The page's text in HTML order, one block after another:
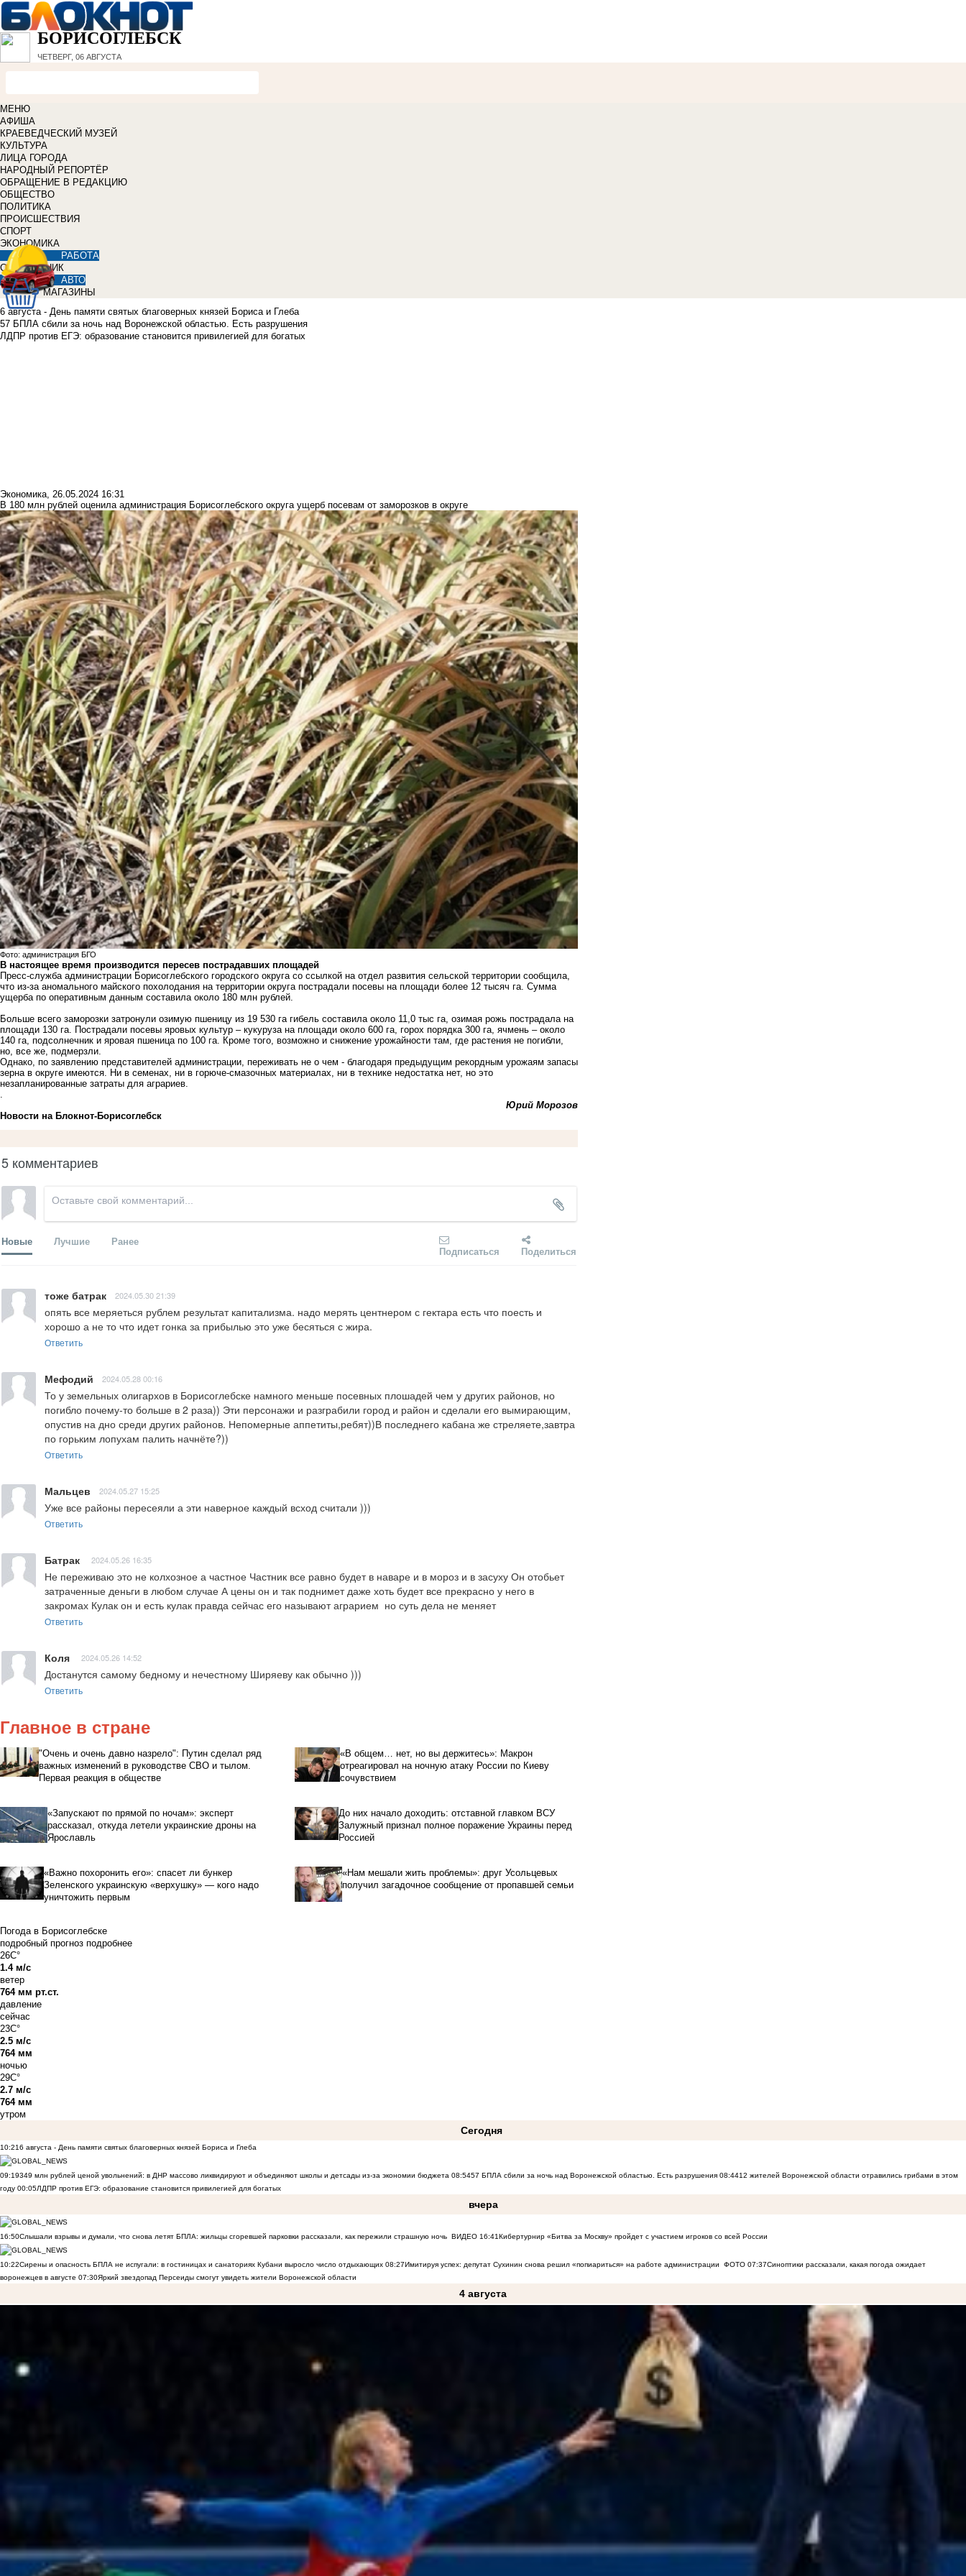
БОРИСОГЛЕБСК
ЧЕТВЕРГ, 06 АВГУСТА
МЕНЮ
АФИША
КРАЕВЕДЧЕСКИЙ МУЗЕЙ
КУЛЬТУРА
ЛИЦА ГОРОДА
НАРОДНЫЙ РЕПОРТЁР
ОБРАЩЕНИЕ В РЕДАКЦИЮ
ОБЩЕСТВО
ПОЛИТИКА
ПРОИСШЕСТВИЯ
СПОРТ
ЭКОНОМИКА
РАБОТА
СПРАВОЧНИК
АВТО
МАГАЗИНЫ
6 августа - День памяти святых благоверных князей Бориса и Глеба
57 БПЛА сбили за ночь над Воронежской областью. Есть разрушения
ЛДПР против ЕГЭ: образование становится привилегией для богатых
Экономика, 26.05.2024 16:31
В 180 млн рублей оценила администрация Борисоглебского округа ущерб посевам от заморозков в округе
Фото: администрация БГО
В настоящее время производится пересев пострадавших площадей
Пресс-служба администрации Борисоглебского городского округа со ссылкой на отдел развития сельской территории сообщила,
что из-за аномального майского похолодания на территории округа пострадали посевы на площади более 12 тысяч га. Сумма
ущерба по оперативным данным составила около 180 млн рублей.
Больше всего заморозки затронули озимую пшеницу из 19 530 га гибель составила около 11,0 тыс га, озимая рожь пострадала на
площади 130 га. Пострадали посевы яровых культур – кукуруза на площади около 600 га, горох порядка 300 га, ячмень – около
140 га, подсолнечник и яровая пшеница по 100 га. Кроме того, возможно и снижение урожайности там, где растения не погибли,
но, все же, подмерзли.
Однако, по заявлению представителей администрации, переживать не о чем - благодаря предыдущим рекордным урожаям запасы
зерна в округе имеются. Ни в семенах, ни в горюче-смазочных материалах, ни в технике недостатка нет, но это
незапланированные затраты для аграриев.
Юрий Морозов
Новости на Блoкнoт-Борисоглебск
5 комментариев
Новые Лучшие Ранее
Подписаться Поделиться
тоже батрак 2024.05.30 21:39
опять все меряеться рублем результат капитализма. надо мерять центнером с гектара есть что поесть и
хорошо а не то что идет гонка за прибылью это уже бесяться с жира.
Ответить
Мефодий 2024.05.28 00:16
То у земельных олигархов в Борисоглебске намного меньше посевных плошадей чем у других районов, но
погибло почему-то больше в 2 раза)) Эти персонажи и разграбили город и район и сделали его вымирающим,
опустив на дно среди других районов. Непомерные аппетиты,ребят))В последнего кабана же стреляете,завтра
по горьким лопухам палить начнёте?))
Ответить
Мальцев 2024.05.27 15:25
Уже все районы пересеяли а эти наверное каждый всход считали )))
Ответить
Батрак 2024.05.26 16:35
Не переживаю это не колхозное а частное Частник все равно будет в наваре и в мороз и в засуху Он отобьет
затраченные деньги в любом случае А цены он и так поднимет даже хоть будет все прекрасно у него в
закромах Кулак он и есть кулак правда сейчас его называют аграрием  но суть дела не меняет
Ответить
Коля 2024.05.26 14:52
Достанутся самому бедному и нечестному Ширяеву как обычно )))
Ответить
Главное в стране
"Очень и очень давно назрело": Путин сделал ряд
важных изменений в руководстве СВО и тылом.
Первая реакция в обществе
«В общем… нет, но вы держитесь»: Макрон
отреагировал на ночную атаку России по Киеву
сочувствием
«Запускают по прямой по ночам»: эксперт
рассказал, откуда летели украинские дроны на
Ярославль
До них начало доходить: отставной главком ВСУ
Залужный признал полное поражение Украины перед
Россией
«Важно похоронить его»: спасет ли бункер
Зеленского украинскую «верхушку» — кого надо
уничтожить первым
«Нам мешали жить проблемы»: друг Усольцевых
получил загадочное сообщение от пропавшей семьи
Погода в Борисоглебске
подробный прогноз подробнее
26C°
1.4 м/с
ветер
764 мм рт.ст.
давление
сейчас
23C°
2.5 м/с
764 мм
ночью
29C°
2.7 м/с
764 мм
утром
Сегодня
10:216 августа - День памяти святых благоверных князей Бориса и Глеба
09:19349 млн рублей ценой увольнений: в ДНР массово ликвидируют и объединяют школы и детсады из-за экономии бюджета 08:5457 БПЛА сбили за ночь над Воронежской областью. Есть разрушения 08:4412 жителей Воронежской области отравились грибами в этом
году 00:05ЛДПР против ЕГЭ: образование становится привилегией для богатых
вчера
16:50Слышали взрывы и думали, что снова летят БПЛА: жильцы сгоревшей парковки рассказали, как пережили страшную ночь ВИДЕО 16:41Кибертурнир «Битва за Москву» пройдет с участием игроков со всей России
10:22Сирены и опасность БПЛА не испугали: в гостиницах и санаториях Кубани выросло число отдыхающих 08:27Имитируя успех: депутат Сухинин снова решил «попиариться» на работе администрации ФОТО 07:37Синоптики рассказали, какая погода ожидает
воронежцев в августе 07:30Яркий звездопад Персеиды смогут увидеть жители Воронежской области
4 августа